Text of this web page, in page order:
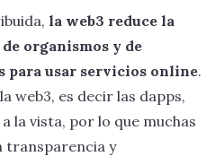
la web3 reduce la
organismos y de
para usar servicios online.
web3, es decir las dapps,
la vista, por lo que muchas
transparencia y